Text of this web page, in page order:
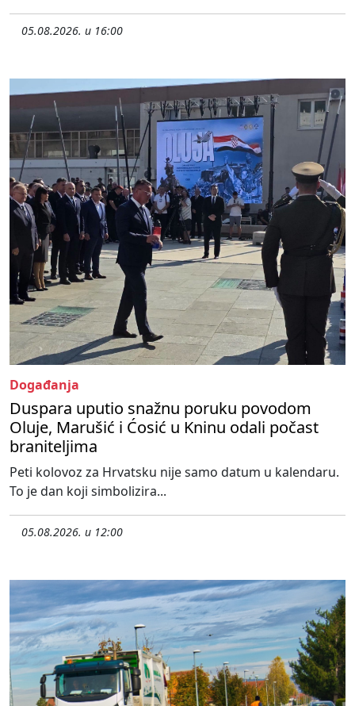
05.08.2026. u 16:00
Događanja
Duspara uputio snažnu poruku povodom
Oluje, Marušić i Ćosić u Kninu odali počast
braniteljima
Peti kolovoz za Hrvatsku nije samo datum u kalendaru.
To je dan koji simbolizira...
05.08.2026. u 12:00